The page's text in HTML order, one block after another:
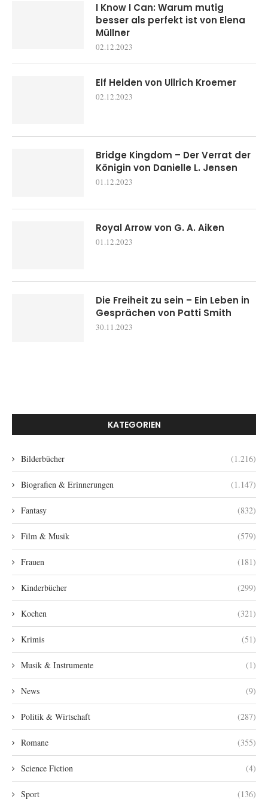
I Know I Can: Warum mutig
besser als perfekt ist von Elena
Müllner
02.12.2023
Elf Helden von Ullrich Kroemer
02.12.2023
Bridge Kingdom – Der Verrat der
Königin von Danielle L. Jensen
01.12.2023
Royal Arrow von G. A. Aiken
01.12.2023
Die Freiheit zu sein – Ein Leben in
Gesprächen von Patti Smith
30.11.2023
KATEGORIEN
Bilderbücher (1.216)
Biografien & Erinnerungen (1.147)
Fantasy (832)
Film & Musik (579)
Frauen (181)
Kinderbücher (299)
Kochen (321)
Krimis (51)
Musik & Instrumente (1)
News (9)
Politik & Wirtschaft (287)
Romane (355)
Science Fiction (4)
Sport (136)